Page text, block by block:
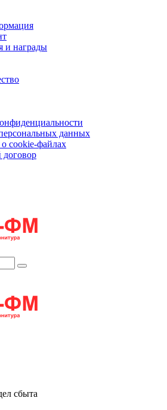
и награды
данных
cookie-файлах
сбыта